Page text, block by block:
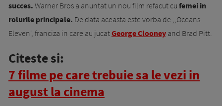
succes. Warner Bros a anuntat un nou film refacut cu femei in
rolurile principale. De data aceasta este vorba de ,,Oceans
Eleven', franciza in care au jucatGeorge Clooney and Brad Pitt.
Citeste si:
7 filme pe care trebuie sa le vezi in
august la cinema